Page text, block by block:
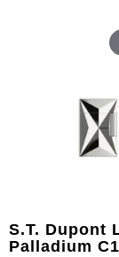
Други
аксесоари
S.T. Dupont
Palladium